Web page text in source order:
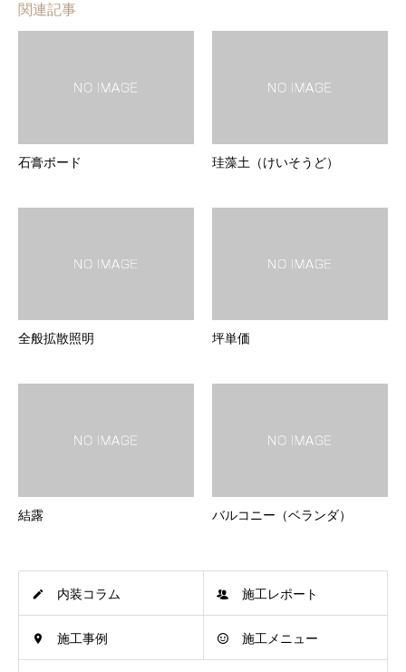
関連記事
石膏ボード 珪藻土（けいそうど）
全般拡散照明 坪単価
結露 バルコニー（ベランダ）
内装コラム 施工レポート
施工事例 施工メニュー